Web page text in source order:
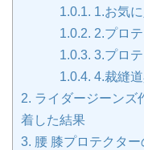
1.0.1. 1.お気
1.0.2. 2.プロ
1.0.3. 3.プロ
1.0.4. 4.裁縫
2. ライダージーンズ
着した結果
3. 腰 膝プロテクタ